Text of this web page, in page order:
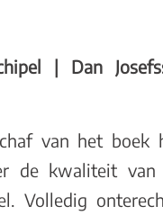
| Dan
van het boek
de kwaliteit van
Volledig